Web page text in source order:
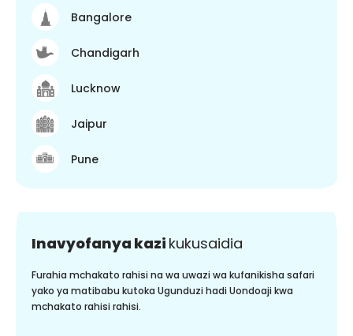
Bangalore
Chandigarh
Lucknow
Jaipur
Pune
Inavyofanya kazi kukusaidia
Furahia mchakato rahisi na wa uwazi wa kufanikisha safari
yako ya matibabu kutoka Ugunduzi hadi Uondoaji kwa
mchakato rahisi rahisi.